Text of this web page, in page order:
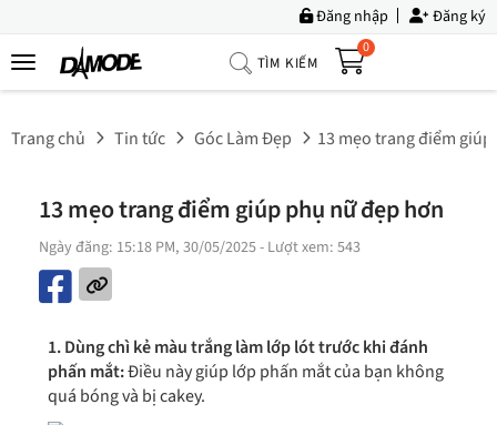
Đăng nhập Đăng ký
TÌM KIẾM
0
Trang
Phẩm
Trang chủ Tin tức Góc Làm Đẹp 13 mẹo trang điểm
13 mẹo trang điểm giúp phụ nữ đẹp hơn
Ngày đăng: 15:18 PM, 30/05/2025- Lượt xem: 543
1. Dùng chì kẻ màu trắng làm lớp lót trước khi đánh
phấn mắt:Điều này giúp lớp phấn mắt của bạn không
quá bóng và bị cakey.